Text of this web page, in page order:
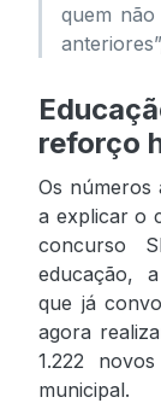
quem
reforço
Os números
a explicar o
concurso
educação,
que já
agora
1.222
municipal.